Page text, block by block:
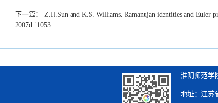
下一篇：
Z.H.Sun and K.S. Williams, Ramanujan identities and Euler
2007d:11053.
淮阴师范学
地址：江苏